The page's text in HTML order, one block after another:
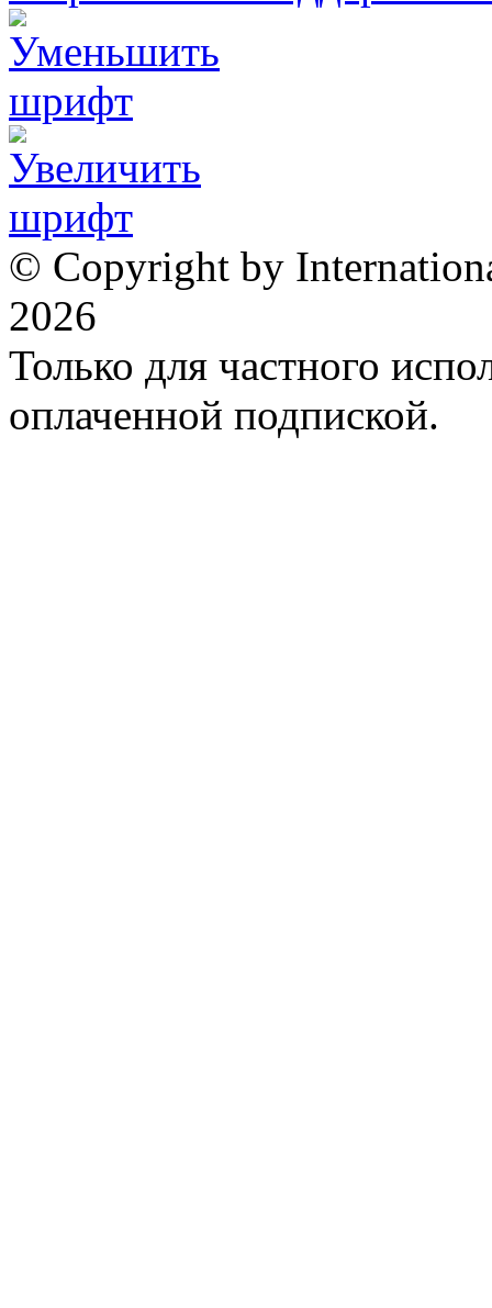
© Copyright by
2026
Только для частного
оплаченной подпиской.